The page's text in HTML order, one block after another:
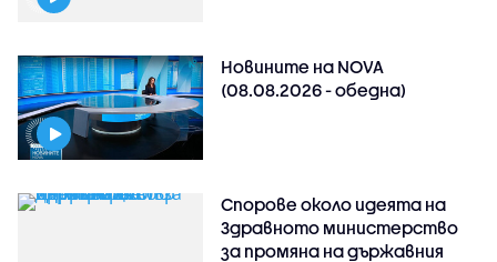
Новините на NOVA
(08.08.2026 - обедна)
Спорове около идеята на
Здравното министерство
за промяна на държавния